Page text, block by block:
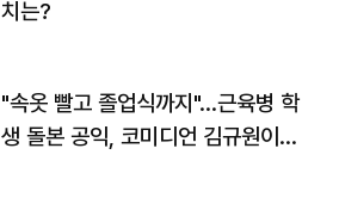
치는?
"속옷 빨고 졸업식까지"…근육병 학
생 돌본 공익, 코미디언 김규원이었